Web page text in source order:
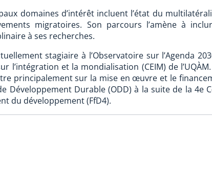
domaines d’intérêt incluent l’état du
migratoires. Son parcours l’amène à
à ses recherches.
stagiaire à l’Observatoire sur l’Agenda
l’intégration et la mondialisation (CEIM) de
principalement sur la mise en œuvre et le
Développement Durable (ODD) à la suite de la 4e
du développement (FfD4).